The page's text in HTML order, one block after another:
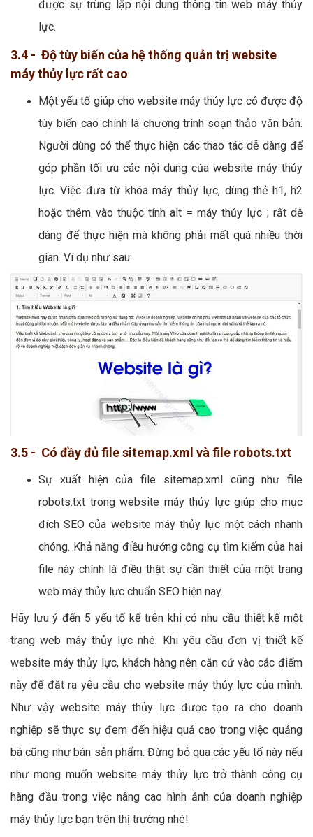
được sự trùng lặp nội dung thông tin web máy thủy
lực.
3.4 - Độ tùy biến của hệ thống quản trị website
máy thủy lực rất cao
Một yếu tố giúp cho website máy thủy lực có được độ
tùy biến cao chính là chương trình soạn thảo văn bản.
Người dùng có thể thực hiện các thao tác dễ dàng để
góp phần tối ưu các nội dung của website máy thủy
lực. Việc đưa từ khóa máy thủy lực, dùng thẻ h1, h2
hoặc thêm vào thuộc tính alt = máy thủy lực ; rất dễ
dàng để thực hiện mà không phải mất quá nhiều thời
gian. Ví dụ như sau:
3.5 - Có đầy đủ file sitemap.xml và file robots.txt
Sự xuất hiện của file sitemap.xml cũng như file
robots.txt trong website máy thủy lực giúp cho mục
đích SEO của website máy thủy lực một cách nhanh
chóng. Khả năng điều hướng công cụ tìm kiếm của hai
file này chính là điều thật sự cần thiết của một trang
web máy thủy lực chuẩn SEO hiện nay.
Hãy lưu ý đến 5 yếu tố kể trên khi có nhu cầu thiết kế một
trang web máy thủy lực nhé. Khi yêu cầu đơn vị thiết kế
website máy thủy lực, khách hàng nên căn cứ vào các điểm
này để đặt ra yêu cầu cho website máy thủy lực của mình.
Như vậy website máy thủy lực được tạo ra cho doanh
nghiệp sẽ thực sự đem đến hiệu quả cao trong việc quảng
bá cũng như bán sản phẩm. Đừng bỏ qua các yếu tố này nếu
như mong muốn website máy thủy lực trở thành công cụ
hàng đầu trong việc nâng cao hình ảnh của doanh nghiệp
máy thủy lực bạn trên thị trường nhé!